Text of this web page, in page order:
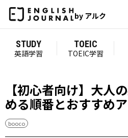
by アルク
STUDY
英語学習
TOEIC
TOEIC学習
【初心者向け】大人
める順番とおすすめ
booco